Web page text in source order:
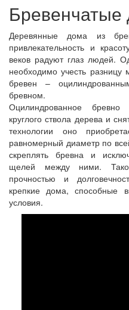
Деревянные дома из
привлекательность и
веков радуют глаз людей.
необходимо учесть
бревен –
бревном.
Оцилиндрованное бревно
круглого ствола дерева и
технологии оно
равномерный диаметр по
скреплять бревна и
щелей между ними.
прочностью и
крепкие дома, способные
условия.